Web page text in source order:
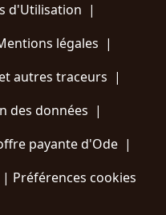
d'Utilisation |
légales |
autres traceurs |
des données |
payante d'Ode |
| Préférences cookies